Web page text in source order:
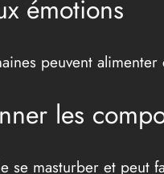
émotions
peuvent
les
se masturber et peut